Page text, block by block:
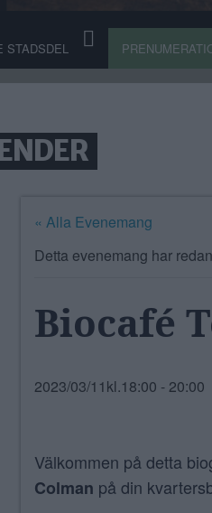
STADSDEL
« Alla Evenemang
Detta evenemang har
Biocafé
2023/03/11kl.18:00 - 20:00
Välkommen på detta
Colman på din